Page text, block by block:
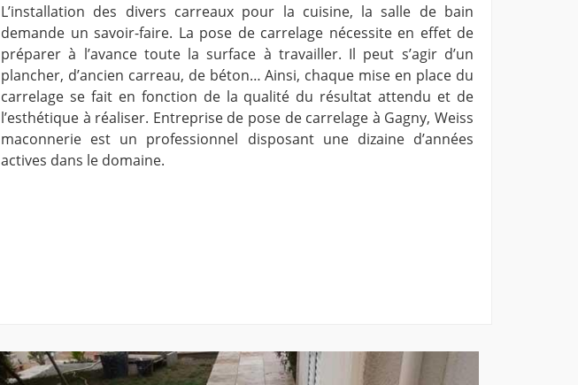
L’installation des divers carreaux pour la cuisine, la salle de bain
demande un savoir-faire. La pose de carrelage nécessite en effet de
préparer à l’avance toute la surface à travailler. Il peut s’agir d’un
plancher, d’ancien carreau, de béton… Ainsi, chaque mise en place du
carrelage se fait en fonction de la qualité du résultat attendu et de
l’esthétique à réaliser. Entreprise de pose de carrelage à Gagny, Weiss
maconnerie est un professionnel disposant une dizaine d’années
actives dans le domaine.